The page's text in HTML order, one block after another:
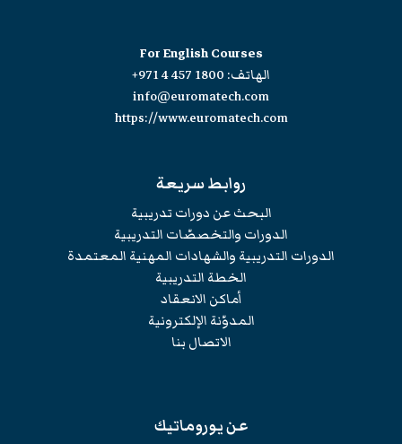
For English Courses
الهاتف: +971 4 457 1800
info@euromatech.com
https://www.euromatech.com
روابط سريعة
البحث عن دورات تدريبية
الدورات والتخصصّات التدريبية
الدورات التدريبية والشهادات المهنية المعتمدة
الخطة التدريبية
أماكن الانعقاد
المدوّنة الإلكترونية
الاتصال بنا
عن يوروماتيك